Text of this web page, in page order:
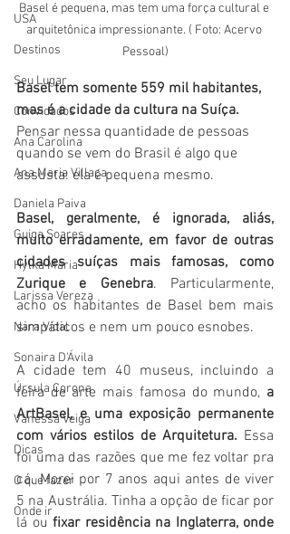
USA
Destinos
Seu Lugar
Convidados
Ana Carolina
Ana Maria Villaça
Daniela Paiva
Guiga Soares
Hylka Maria
Larissa Vereza
Nara Vidal
Sonaira D'Ávila
Úrsula Corona
Vanessa Veiga
Dicas
O que fazer
Onde ir
Basel é pequena, mas tem uma força cultural e
arquitetônica impressionante. ( Foto: Acervo
Pessoal)
Basel tem somente 559 mil habitantes,
mas é a cidade da cultura na Suíça.
Pensar nessa quantidade de pessoas
quando se vem do Brasil é algo que
assusta: ela é pequena mesmo.
Basel, geralmente, é ignorada, aliás,
muito erradamente, em favor de outras
cidades suíças mais famosas, como
Zurique e Genebra. Particularmente,
acho os habitantes de Basel bem mais
simpáticos e nem um pouco esnobes.
A cidade tem 40 museus, incluindo a
feira de arte mais famosa do mundo, a
ArtBasel, e uma exposição permanente
com vários estilos de Arquitetura. Essa
foi uma das razões que me fez voltar pra
cá. Morei por 7 anos aqui antes de viver
5 na Austrália. Tinha a opção de ficar por
lá ou fixar residência na Inglaterra, onde